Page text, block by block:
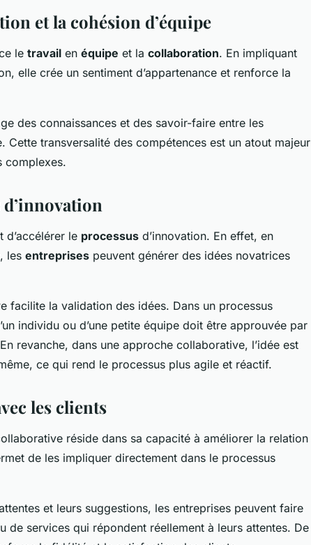
et la cohésion d’équipe
le travail en équipe et la collaboration. En impliquant
elle crée un sentiment d’appartenance et renforce la
des connaissances et des savoir-faire entre les
Cette transversalité des compétences est un atout majeur
complexes.
d’accélérer le processus d’innovation. En effet, en
les entreprises peuvent générer des idées novatrices
facilite la validation des idées. Dans un processus
individu ou d’une petite équipe doit être approuvée par
revanche, dans une approche collaborative, l’idée est
ce qui rend le processus plus agile et réactif.
les clients
réside dans sa capacité à améliorer la relation
de les impliquer directement dans le processus
et leurs suggestions, les entreprises peuvent faire
de services qui répondent réellement à leurs attentes. De